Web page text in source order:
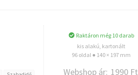
Raktáron még 10 darab
kis alakú, kartonált
96 oldal ● 140 × 197 mm
Webshop ár: 1990 Ft